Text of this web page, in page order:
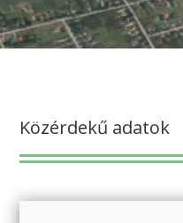
Közérdekű adatok